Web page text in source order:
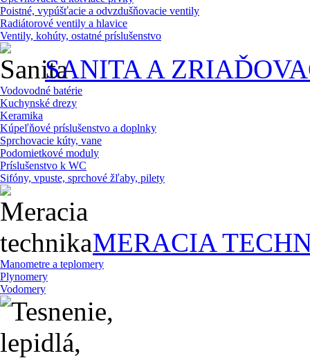
Poistné, vypúšťacie a odvzdušňovacie ventily
Radiátorové ventily a hlavice
Ventily, kohúty, ostatné príslušenstvo
SANITA A
Vodovodné batérie
Kuchynské drezy
Keramika
Kúpeľňové príslušenstvo a doplnky
Sprchovacie kúty, vane
Podomietkové moduly
Príslušenstvo k WC
Sifóny, vpuste, sprchové žľaby, pilety
MERACIA
Manometre a teplomery
Plynomery
Vodomery